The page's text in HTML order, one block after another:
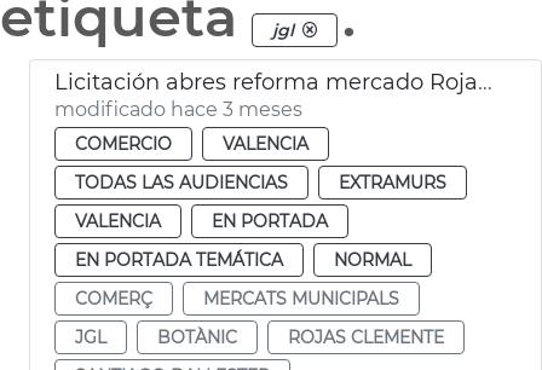
etiqueta
jgl .
Licitación abres reforma mercado Rojas Clemente
modificado hace 3 meses
COMERCIO
VALENCIA
TODAS LAS AUDIENCIAS
EXTRAMURS
VALENCIA
EN PORTADA
EN PORTADA TEMÁTICA
NORMAL
COMERÇ
MERCATS MUNICIPALS
JGL
BOTÀNIC
ROJAS CLEMENTE